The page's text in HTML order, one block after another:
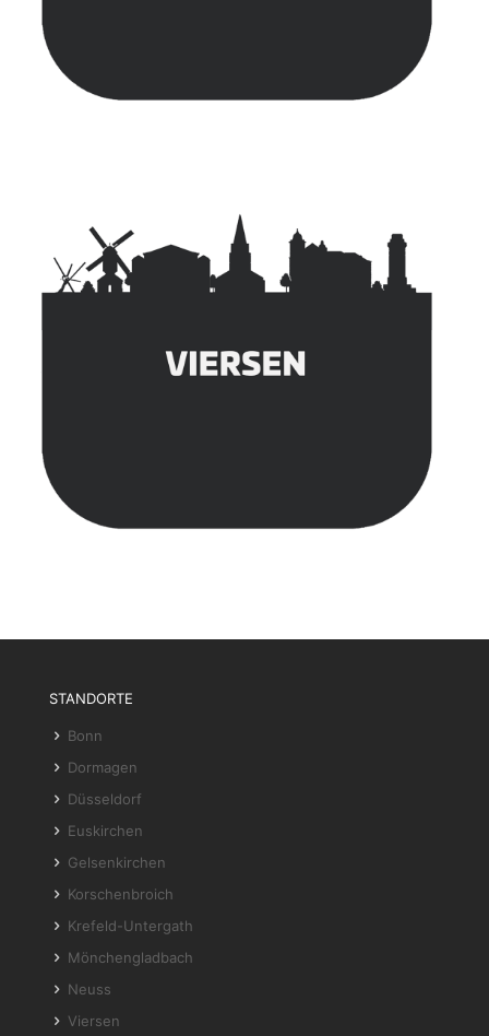
STANDORTE
Bonn
Dormagen
Düsseldorf
Euskirchen
Gelsenkirchen
Korschenbroich
Krefeld-Untergath
Mönchengladbach
Neuss
Viersen